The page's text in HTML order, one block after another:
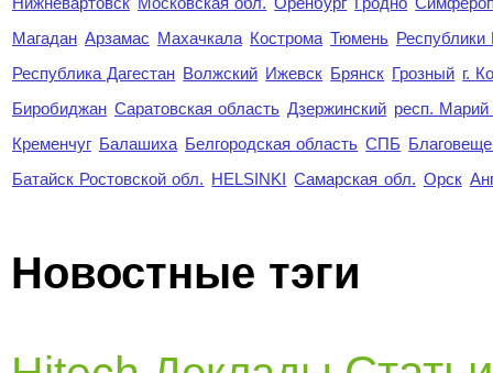
Магадан Арзамас Махачкала Кострома Тюмень Республики
Республика Дагестан Волжский Ижевск Брянск Грозный г.
Биробиджан Саратовская область Дзержинский респ.
Кременчуг Балашиха Белгородская область СПБ
Батайск Ростовской обл. HELSINKI Самарская обл. Орск
Новостные тэги